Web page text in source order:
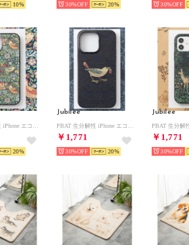
10 30% 20 30%
20
Jubilee
￥1,771
30% 20
Jubilee
￥1,771
30%